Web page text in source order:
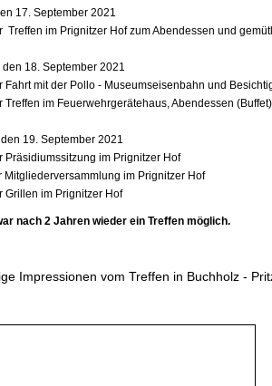
17. September 2021
Treffen im Prignitzer Hof zum Abendessen und
den 18. September 2021
Fahrt mit der Pollo - Museumseisenbahn und
Treffen im Feuerwehrgerätehaus, Abendessen
19. September 2021
Präsidiumssitzung im Prignitzer Hof
Mitgliederversammlung im Prignitzer Hof
Grillen im Prignitzer Hof
nach 2 Jahren wieder ein Treffen möglich.
Impressionen vom Treffen in Buchholz -